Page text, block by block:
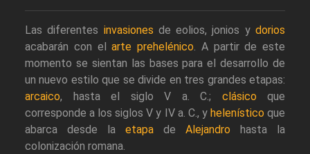
Las diferentes invasiones de eolios, jonios ydorios
acabarán con elarte prehelénico. A partir de este
momento se sientan las bases para el desarrollo de
un nuevo estilo que se divide en tres grandes etapas:
arcaico, hasta el siglo V a. C.; clásico que
corresponde a los siglos V y IV a. C., y helenístico que
abarca desde la etapa de Alejandro hasta la
colonización romana.